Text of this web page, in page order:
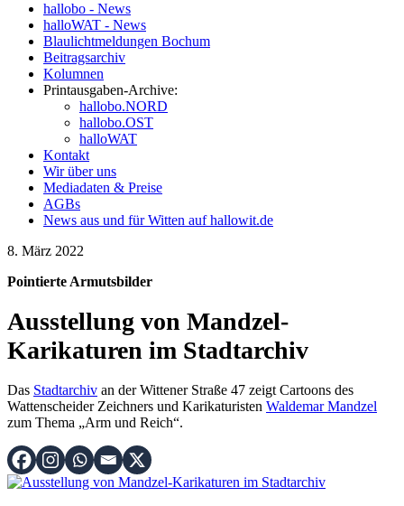
hallobo - News
halloWAT - News
Blaulichtmeldungen Bochum
Beitragsarchiv
Kolumnen
Printausgaben-Archive:
hallobo.NORD
hallobo.OST
halloWAT
Kontakt
Wir über uns
Mediadaten & Preise
AGBs
News aus und für Witten auf hallowit.de
8. März 2022
Pointierte Armutsbilder
Ausstellung von Mandzel-
Karikaturen im Stadtarchiv
Das Stadtarchiv an der Wittener Straße 47 zeigt Cartoons des
Wattenscheider Zeichners und Karikaturisten Waldemar Mandzel
zum Thema „Arm und Reich“.